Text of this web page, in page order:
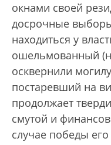
окнами своей
досрочные
находиться у
ошельмованный
осквернили
постаревший на
продолжает
смутой и
случае победы